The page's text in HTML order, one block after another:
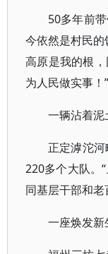
50多年前
今依然是村民
高原是我的根
为人民做实事！”
一辆沾着泥
正定滹沱河
220多个大队。
同基层干部和
一座焕发新